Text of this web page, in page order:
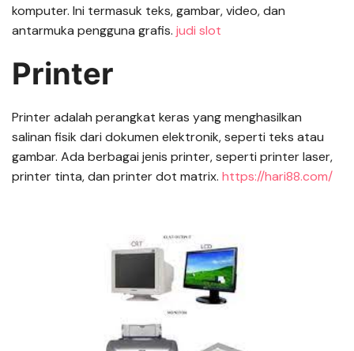
komputer. Ini termasuk teks, gambar, video, dan
antarmuka pengguna grafis. judi slot
Printer
Printer adalah perangkat keras yang menghasilkan
salinan fisik dari dokumen elektronik, seperti teks atau
gambar. Ada berbagai jenis printer, seperti printer laser,
printer tinta, dan printer dot matrix. https://hari88.com/